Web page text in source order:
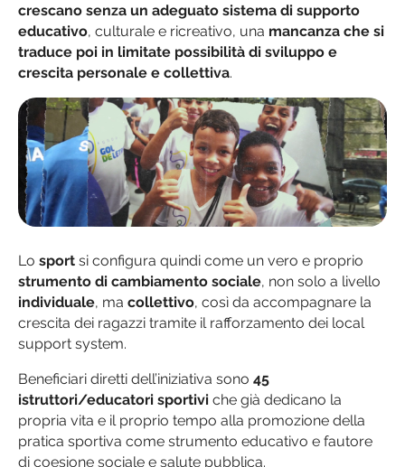
crescano senza un adeguato sistema di supporto
educativo, culturale e ricreativo, una mancanza che si
traduce poi in limitate possibilità di sviluppo e
crescita personale e collettiva.
Lo sport si configura quindi come un vero e proprio
strumento di cambiamento sociale, non solo a livello
individuale, ma collettivo, così da accompagnare la
crescita dei ragazzi tramite il rafforzamento dei local
support system.
Beneficiari diretti dell’iniziativa sono 45
istruttori/educatori sportivi che già dedicano la
propria vita e il proprio tempo alla promozione della
pratica sportiva come strumento educativo e fautore
di coesione sociale e salute pubblica.